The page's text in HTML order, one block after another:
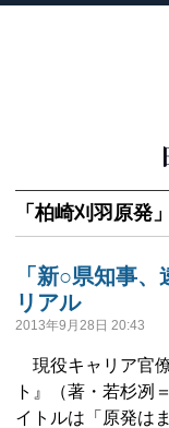
「柏崎刈羽原発
「新○県知事
リアル
2013年9月28日 20:43
現役キャリア官
ト』（著・若杉冽
イトルは「原発は